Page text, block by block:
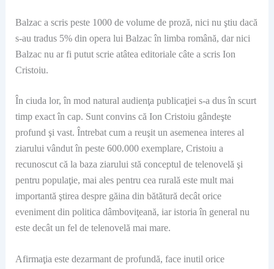
Balzac a scris peste 1000 de volume de proză, nici nu ştiu dacă
s-au tradus 5% din opera lui Balzac în limba română, dar nici
Balzac nu ar fi putut scrie atâtea editoriale câte a scris Ion
Cristoiu.
În ciuda lor, în mod natural audienţa publicaţiei s-a dus în scurt
timp exact în cap. Sunt convins că Ion Cristoiu gândeşte
profund şi vast. Întrebat cum a reuşit un asemenea interes al
ziarului vândut în peste 600.000 exemplare, Cristoiu a
recunoscut că la baza ziarului stă conceptul de telenovelă şi
pentru populaţie, mai ales pentru cea rurală este mult mai
importantă ştirea despre găina din bătătură decât orice
eveniment din politica dâmboviţeană, iar istoria în general nu
este decât un fel de telenovelă mai mare.
Afirmaţia este dezarmant de profundă, face inutil orice